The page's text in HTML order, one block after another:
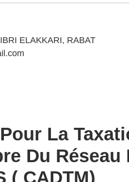
ELAKKARI, RABAT
La
Du Réseau
( CADTM)